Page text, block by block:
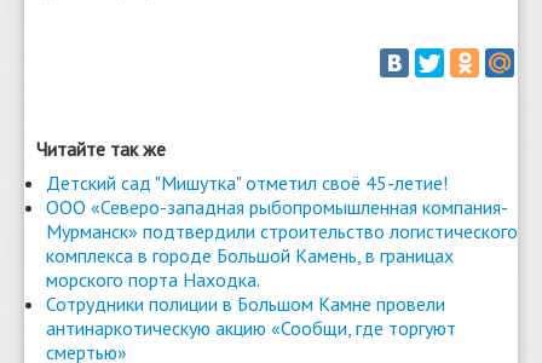
Читайте так же
Детский сад "Мишутка" отметил своё 45-летие!
ООО «Северо-западная рыбопромышленная компания-
Мурманск» подтвердили строительство логистического
комплекса в городе Большой Камень, в границах
морского порта Находка.
Сотрудники полиции в Большом Камне провели
антинаркотическую акцию «Сообщи, где торгуют
смертью»